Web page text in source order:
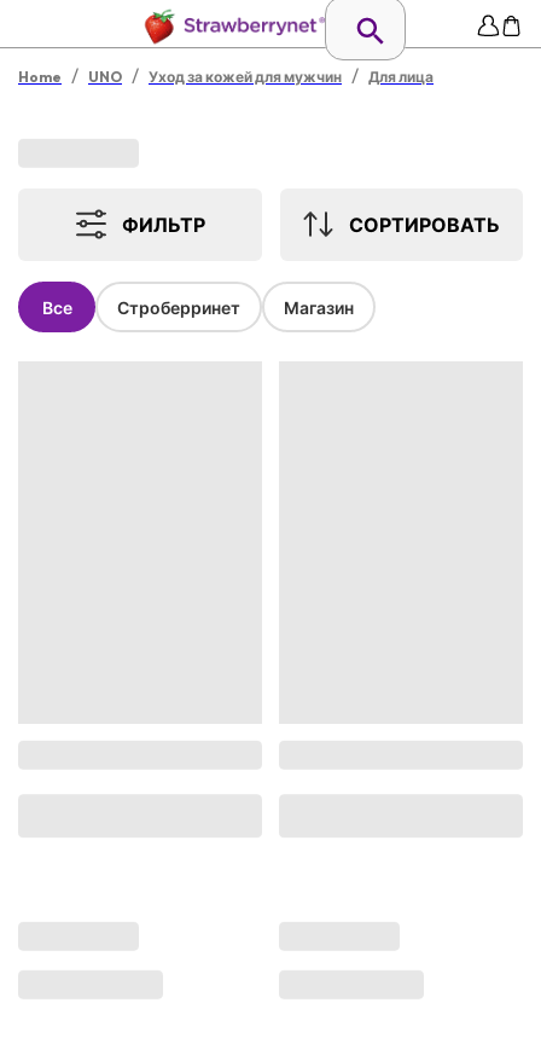
Home / UNO / Уход за кожей для мужчин / Для лица
ФИЛЬТР СОРТИРОВАТЬ
Все Строберринет Магазин